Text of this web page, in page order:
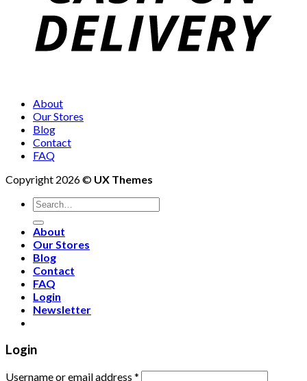
About
Our Stores
Blog
Contact
FAQ
Copyright 2026 © UX Themes
About
Our Stores
Blog
Contact
FAQ
Login
Newsletter
Login
Username or email address *